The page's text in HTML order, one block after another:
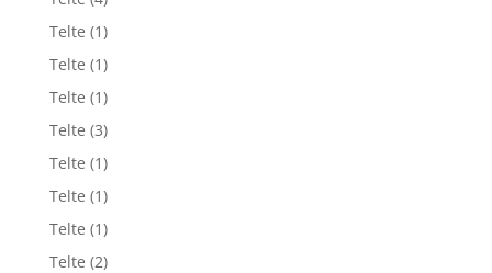
Telte (1)
Telte (1)
Telte (1)
Telte (3)
Telte (1)
Telte (1)
Telte (1)
Telte (2)